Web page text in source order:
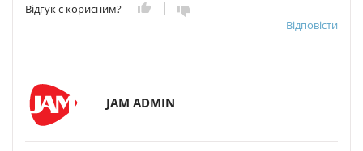
Відгук є корисним?
Відповісти
JAM ADMIN